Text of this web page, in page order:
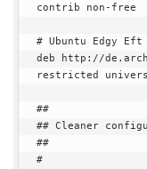
contrib non-free
# Ubuntu Edgy Eft
deb http://
restricted
##
## Cleaner
##
#